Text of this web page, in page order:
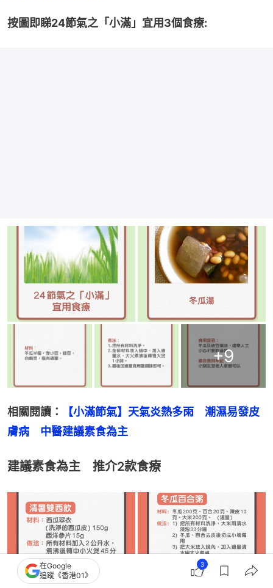
按圖即睇24節氣之「小滿」宜用3個食療:
+9
相關閱讀：
【小滿節氣】天氣炎熱多雨　潮濕易發皮
膚病　中醫建議素食為主
建議素食為主 推介2款食療
在Google
追蹤《香港01》
3